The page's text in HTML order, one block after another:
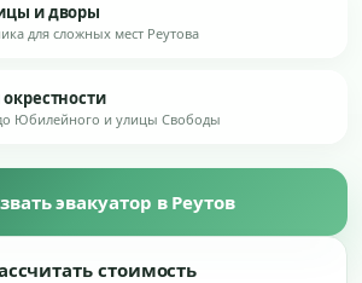
и дворы
для сложных мест Реутова
Юбилейного и улицы Свободы
эвакуатор в Реутов
стоимость